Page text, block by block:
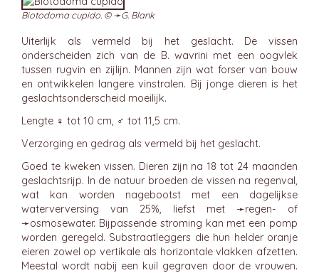
Biotodoma cupido. © ➛G. Blank
Uiterlijk als vermeld bij het geslacht. De vissen
onderscheiden zich van de B. wavrini met een oogvlek
tussen rugvin en zijlijn. Mannen zijn wat forser van bouw
en ontwikkelen langere vinstralen. Bij jonge dieren is het
geslachtsonderscheid moeilijk.
Lengte ♀ tot 10 cm, ♂ tot 11,5 cm.
Verzorging en gedrag als vermeld bij het geslacht.
Goed te kweken vissen. Dieren zijn na 18 tot 24 maanden
geslachtsrijp. In de natuur broeden de vissen na regenval,
wat kan worden nagebootst met een dagelijkse
waterverversing van 25%, liefst met ➛regen- of
➛osmosewater. Bijpassende stroming kan met een pomp
worden geregeld. Substraatleggers die hun helder oranje
eieren zowel op vertikale als horizontale vlakken afzetten.
Meestal wordt nabij een kuil gegraven door de vrouwen.